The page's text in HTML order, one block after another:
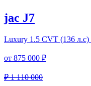
jac J7
Luxury 1.5 CVT (136
от 875 000 ₽
₽ 1 110 000